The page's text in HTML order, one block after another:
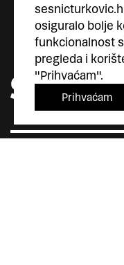
osiguralo bolje
funkcionalnost
pregleda i
"Prihvaćam".
Prihvaćam